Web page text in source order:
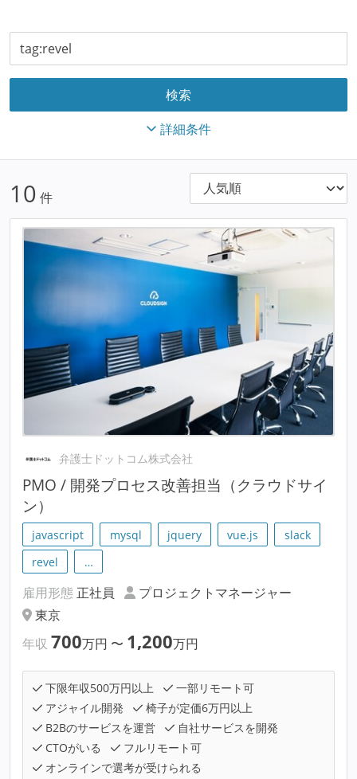
詳細条件
10 件
弁護士ドットコム株式会社
PMO / 開発プロセス改善担当（クラウドサイ
ン）
javascript mysql jquery vue.js
slack
revel
…
雇用形態 正社員
プロジェクトマネージャー
東京
年収 700万円 〜 1,200万円
下限年収500万円以上
一部リモート可
アジャイル開発
椅子が定価6万円以上
B2Bのサービスを運営
自社サービスを開発
CTOがいる
フルリモート可
オンラインで選考が受けられる